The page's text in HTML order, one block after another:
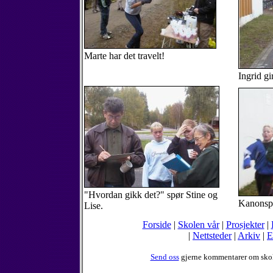
Marte har det travelt!
Ingrid
"Hvordan gikk det?" spør Stine og
Lise.
Forside| Skolen vår| Prosjekter|
| Nettsteder| Arkiv |
Send ossgjerne kommentarer om